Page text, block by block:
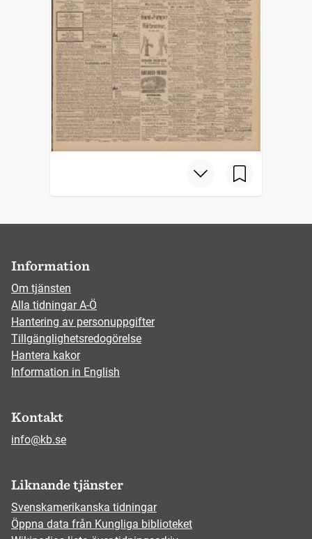
Information
Om tjänsten
Alla tidningar A-Ö
Hantering av personuppgifter
Tillgänglighetsredogörelse
Hantera kakor
Information in English
Kontakt
info@kb.se
Liknande tjänster
Svenskamerikanska tidningar
Öppna data från Kungliga biblioteket